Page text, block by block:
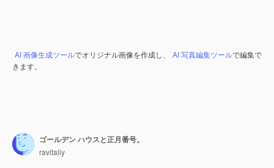
AI 画像生成ツールでオリジナル画像を作成し、 AI 写真編集ツールで編集で
きます。
ゴールデン ハウスと正月番号。
ravitaliy